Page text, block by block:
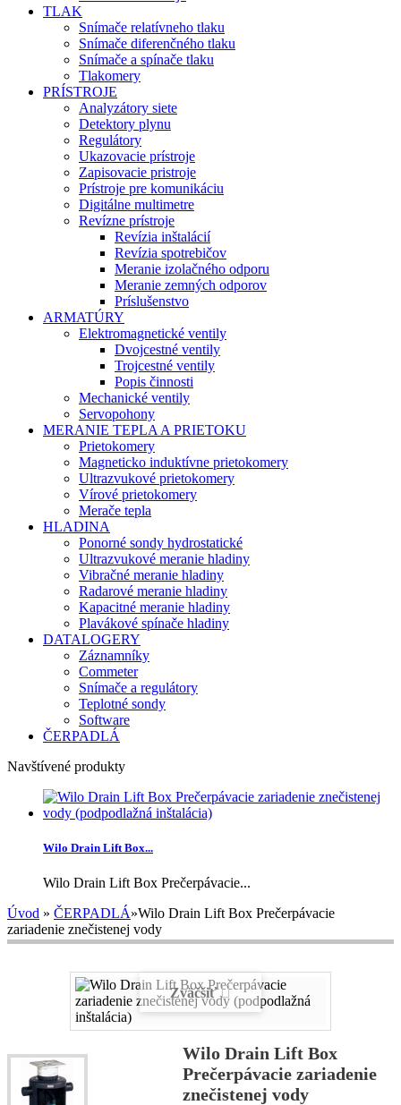
TLAK
Snímače relatívneho tlaku
Snímače diferenčného tlaku
Snímače a spínače tlaku
Tlakomery
PRÍSTROJE
Analyzátory siete
Detektory plynu
Regulátory
Ukazovacie prístroje
Zapisovacie pristroje
Prístroje pre komunikáciu
Digitálne multimetre
Revízne prístroje
Revízia inštalácií
Revízia spotrebičov
Meranie izolačného odporu
Meranie zemných odporov
Príslušenstvo
ARMATÚRY
Elektromagnetické ventily
Dvojcestné ventily
Trojcestné ventily
Popis činnosti
Mechanické ventily
Servopohony
MERANIE TEPLA A PRIETOKU
Prietokomery
Magneticko induktívne prietokomery
Ultrazvukové prietokomery
Vírové prietokomery
Merače tepla
HLADINA
Ponorné sondy hydrostatické
Ultrazvukové meranie hladiny
Vibračné meranie hladiny
Radarové meranie hladiny
Kapacitné meranie hladiny
Plavákové spínače hladiny
DATALOGERY
Záznamníky
Commeter
Snímače a regulátory
Teplotné sondy
Software
ČERPADLÁ
Navštívené produkty
Wilo Drain Lift Box...
Wilo Drain Lift Box Prečerpávacie...
Úvod » ČERPADLÁ»Wilo Drain Lift Box Prečerpávacie
zariadenie znečistenej vody
Zväčšiť
Wilo Drain Lift Box
Prečerpávacie zariadenie
znečistenej vody